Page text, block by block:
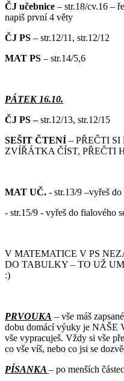
ČJ učebnice – str.18/cv.16 –
napiš první 4 věty
ČJ PS – str.12/11, str.12/12
MAT PS – str.14/5,6
PÁTEK 16.10.
ČJ PS –str.12/13, str.12/15
SEŠIT ČTENÍ – PŘEČTI
ZVÍŘÁTKA ČÍST, PŘEČTI
MAT UČ. - str.13/9 –vyřeš
- str.15/9 - vyřeš do fialového
V MATEMATICE V PS
DO TABULKY – TO UŽ
:)
PRVOUKA – vše máš
dobu domácí výuky je
vše vypracuješ. Vždy si vše
co vše víš, nebo co jsi se
PÍSANKA – po menších